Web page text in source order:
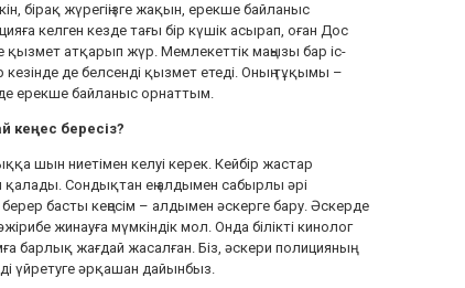
бірақ жүрегіңізге жақын, ерекше байланыс
келген кезде тағы бір күшік асырап, оған Дос
қызмет атқарып жүр. Мемлекеттік маңызы бар іс-
де белсенді қызмет етеді. Оның тұқымы –
ерекше байланыс орнаттым.
кеңес бересіз?
шын ниетімен келуі керек. Кейбір жастар
қалады. Сондықтан ең алдымен сабырлы әрі
басты кеңесім – алдымен әскерге бару. Әскерде
жинауға мүмкіндік мол. Онда білікті кинолог
барлық жағдай жасалған. Біз, әскери полицияның
үйретуге әрқашан дайынбыз.